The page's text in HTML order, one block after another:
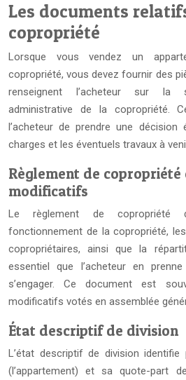
Les documents
copropriété
Lorsque vous vendez un
copropriété, vous devez fournir des
renseignent l’acheteur sur la
administrative de la copropriété.
l’acheteur de prendre une décision
charges et les éventuels travaux à
Règlement de copropriété
modificatifs
Le règlement de
fonctionnement de la copropriété,
copropriétaires, ainsi que la
essentiel que l’acheteur en
s’engager. Ce document est
modificatifs votés en assemblée
État descriptif de division
L’état descriptif de division
(l’appartement) et sa quote-part